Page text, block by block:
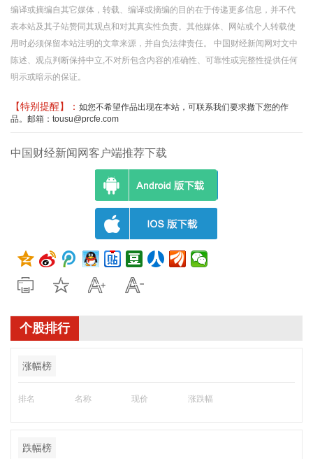
编译或摘编自其它媒体，转载、编译或摘编的目的在于传递更多信息，并不代
表本站及其子站赞同其观点和对其真实性负责。其他媒体、网站或个人转载使
用时必须保留本站注明的文章来源，并自负法律责任。 中国财经新闻网对文中
陈述、观点判断保持中立,不对所包含内容的准确性、可靠性或完整性提供任何
明示或暗示的保证。
【特别提醒】： 如您不希望作品出现在本站，可联系我们要求撤下您的作
品。邮箱：tousu@prcfe.com
中国财经新闻网客户端推荐下载
个股排行
涨幅榜
排名 名称 现价 涨跌幅
跌幅榜